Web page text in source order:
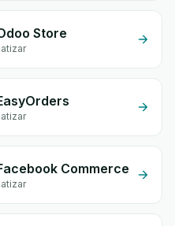
Store
Commerce